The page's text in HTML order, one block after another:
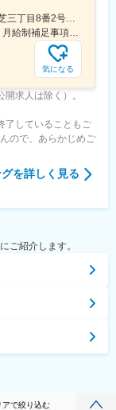
気になる
求人は除く）。
了していることもご
ので、あらかじめご
を詳しく見る
ご紹介します。
アで絞り込む